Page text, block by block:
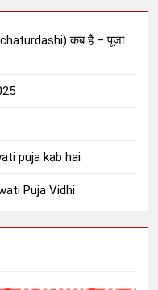
chaturdashi) कब है – पूजा
puja kab hai
Puja Vidhi